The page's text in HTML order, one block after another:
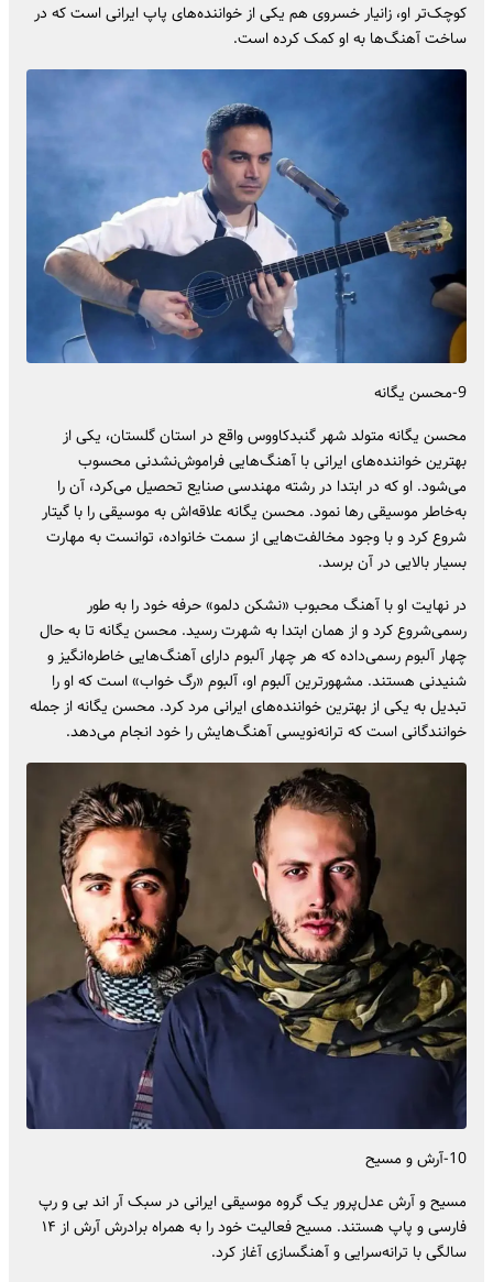
کوچک‌تر او، زانیار خسروی هم یکی از خواننده‌های پاپ ایرانی است که در
ساخت آهنگ‌ها به او کمک کرده است.
9-محسن یگانه
محسن یگانه متولد شهر گنبدکاووس واقع در استان گلستان، یکی از
بهترین خواننده‌های ایرانی با آهنگ‌هایی فراموش‌نشدنی محسوب
می‌شود. او که در ابتدا در رشته مهندسی صنایع تحصیل می‌کرد، آن را
به‌خاطر موسیقی رها نمود. محسن یگانه علاقه‌اش به موسیقی را با گیتار
شروع کرد و با وجود مخالفت‌هایی از سمت خانواده، توانست به مهارت
بسیار بالایی در آن برسد.
در نهایت او با آهنگ محبوب «نشکن دلمو» حرفه خود را به طور
رسمی‌شروع کرد و از همان ابتدا به شهرت رسید. محسن یگانه تا به حال
چهار آلبوم رسمی‌داده که هر چهار آلبوم دارای آهنگ‌هایی خاطره‌انگیز و
شنیدنی هستند. مشهورترین آلبوم او، آلبوم «رگ خواب» است که او را
تبدیل به یکی از بهترین خواننده‌های ایرانی مرد کرد. محسن یگانه از جمله
خوانندگانی است که ترانه‌نویسی آهنگ‌هایش را خود انجام می‌دهد.
10-آرش و مسیح
مسیح و آرش عدل‌پرور یک گروه موسیقی ایرانی در سبک آر اند بی و رپ
فارسی و پاپ هستند. مسیح فعالیت خود را به همراه برادرش آرش از ۱۴
سالگی با ترانه‌سرایی و آهنگسازی آغاز کرد.